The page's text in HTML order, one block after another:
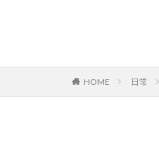
HOME 日常